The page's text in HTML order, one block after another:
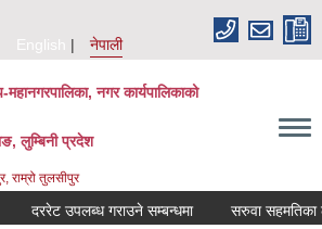
English
नेपाली
नगर कार्यपालिकाको
लुम्बिनी प्रदेश
राम्रो तुलसीपुर
दररेट उपलब्ध गराउने सम्बन्धमा सरुवा सहमतिका